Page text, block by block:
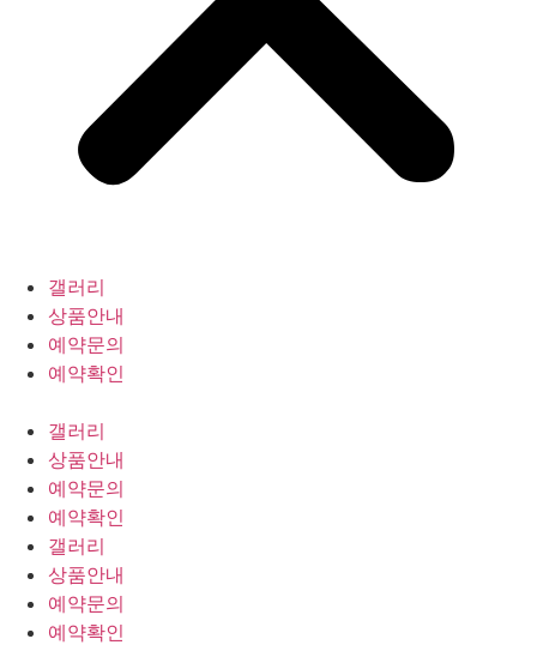
갤러리
상품안내
예약문의
예약확인
갤러리
상품안내
예약문의
예약확인
갤러리
상품안내
예약문의
예약확인